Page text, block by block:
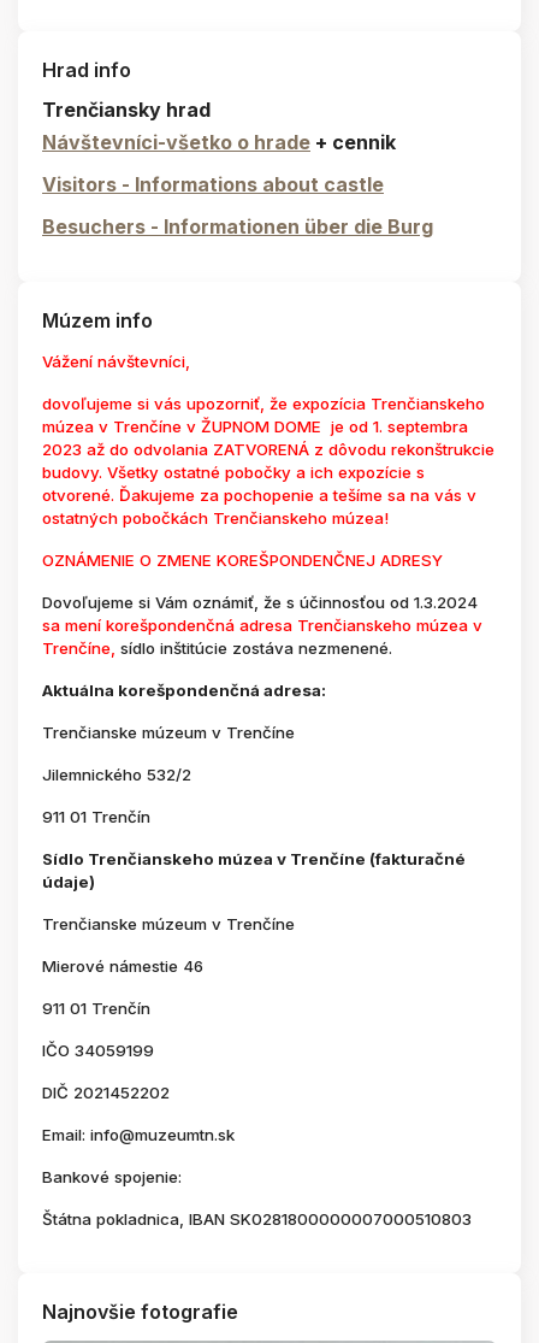
Hrad info
Trenčiansky hrad
Návštevníci-všetko o hrade + cennik
Visitors - Informations about castle
Besuchers - Informationen über die Burg
Múzem info
Vážení návštevníci,
dovoľujeme si vás upozorniť, že expozícia Trenčianskeho
múzea v Trenčíne v ŽUPNOM DOME je od 1. septembra
2023 až do odvolania ZATVORENÁ z dôvodu rekonštrukcie
budovy. Všetky ostatné pobočky a ich expozície s
otvorené. Ďakujeme za pochopenie a tešíme sa na vás v
ostatných pobočkách Trenčianskeho múzea!
OZNÁMENIE O ZMENE KOREŠPONDENČNEJ ADRESY
Dovoľujeme si Vám oznámiť, že s účinnosťou od 1.3.2024
sa mení korešpondenčná adresa Trenčianskeho múzea v
Trenčíne, sídlo inštitúcie zostáva nezmenené.
Aktuálna korešpondenčná adresa:
Trenčianske múzeum v Trenčíne
Jilemnického 532/2
911 01 Trenčín
Sídlo Trenčianskeho múzea v Trenčíne (fakturačné
údaje)
Trenčianske múzeum v Trenčíne
Mierové námestie 46
911 01 Trenčín
IČO 34059199
DIČ 2021452202
Email: info@muzeumtn.sk
Bankové spojenie:
Štátna pokladnica, IBAN SK0281800000007000510803
Najnovšie fotografie